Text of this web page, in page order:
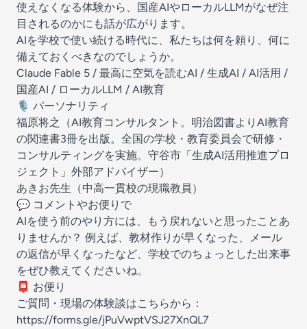
使えなくなる体験から、国産AIやローカルLLMがなぜ注
目されるのかにも話が広がります。
AIを学校で使い続ける時代に、私たちは何を頼り、何に
備えておくべきなのでしょうか。
Claude Fable 5 / 最高に空気を読むAI / 生成AI / AI活用 /
国産AI / ローカルLLM / AI教育
🎙 パーソナリティ
福原将之（AI教育コンサルタント。明治図書よりAI教育
の関連書3冊を出版。全国の学校・教育委員会で研修・
コンサルティングを実施。守谷市「生成AI活用推進プロ
ジェクト」外部アドバイザー）
あきお先生（中高一貫校の現職教員）
💬 コメントやお便りで
AIを使う前のやり方には、もう戻れないと思ったことあ
りませんか？ 例えば、教材作りが早くなった、メール
の返信が早くなったなど、学校でのちょっとした出来事
をぜひ教えてくださいね。
📮 お便り
ご質問・現場の体験談はこちらから：
https://forms.gle/jPuVwptVSJ27XnQL7